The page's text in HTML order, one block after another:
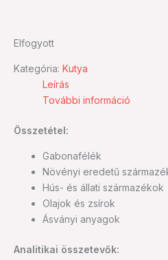
Elfogyott
Kategória: Kutya
Leírás
További információ
Összetétel:
Gabonafélék
Növényi eredetű
Hús- és állati származékok
Olajok és zsírok
Ásványi anyagok
Analitikai összetevők: